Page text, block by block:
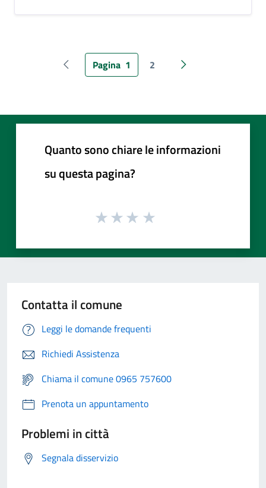
Pagina precedente
Pagina 1 2 Pagina successiva
Quanto sono chiare le informazioni
su questa pagina?
Contatta il comune
Leggi le domande frequenti
Richiedi Assistenza
Chiama il comune 0965 757600
Prenota un appuntamento
Problemi in città
Segnala disservizio